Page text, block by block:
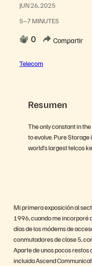
JUN 26, 2025
5–7 MINUTES
0 Compartir
Telecom
Resumen
The only constant in
to evolve. Pure Storage
world’s largest telcos
Mi primera exposición al
1996, cuando me incorporé
días de los módems de
conmutadores de clase 5,
Aparte de unos pocos restos
incluida Ascend